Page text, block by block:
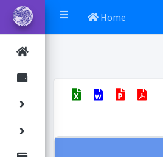
Home